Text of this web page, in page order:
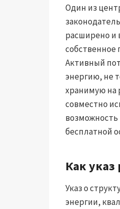
Один из
расширено и
Активный
энергию, не
хранимую на
совместно
бесплатной
Как указ
Указ о
энергии,